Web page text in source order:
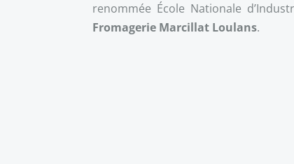
renommée École Nationale
Fromagerie Marcillat Loulans.